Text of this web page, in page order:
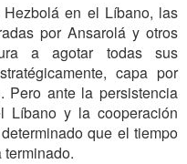
en el Líbano, las
por Ansarolá y otros
a agotar todas sus
capa por
Pero ante la persistencia
Líbano y la cooperación
que el tiempo